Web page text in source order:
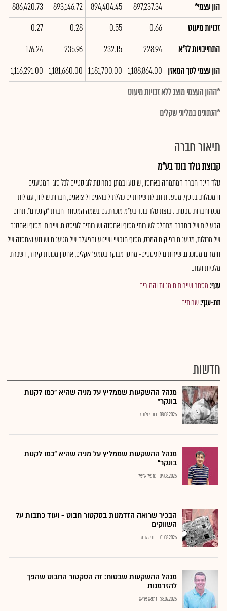
הון עצמי*
897,237.34
894,404.45
893,146.72
886,420.73
זכויות מיעוט
0.66
0.55
0.28
0.27
התחייבויות לז"א
228.94
232.15
235.96
176.24
הון עצמי לסך המאזן 1,188,864.00
1,181,700.00
1,181,660.00
1,116,291.00
*ההון העצמי מוצג ללא זכויות מיעוט
*הנתונים במליוני שקלים
תיאור חברה
קבוצת גולד בונד בע"מ
גולד הינה חברה המתמחה באחסון, שינוע ובמתן פתרונות לוגיסטיים לכל סוגי המטענים
והמכולות. בנוסף, מספקת חבילת שירותיים כוללת ליבואנים וליצואנים, חברות שילוח, עמילות
מכס וחברות ספנות. קבוצת גולד בונד בע"מ מוכרת גם בשמה המסחרי חברת "קונטרם". תחום
הפעילות של החברה מתחלק לשירותי מסוף ואחסנה ושירותים לוגיסטים. שירותי מסוף ואחסנה-
של מכולות, מטענים בפיקוח המכס, מסוף חופשי ושינוע והפעלה של מטענים ושינוע ואחסנה של
חומרים מסוכנים. שירותים לוגיסטים- מחסן מבוקר בטמפ' אקלים, אחסון מכונות קירור, השכרת
מלגזות ועוד..
ענף:מסחר ושירותים מניות והמירים
תת-ענף:שרותים
חדשות
מנהל ההשקעות שממליץ על מניה שהיא "כמו לקנות
בונקר"
08.08.2026 כתבי גלובס
מנהל ההשקעות שממליץ על מניה שהיא "כמו לקנות
בונקר"
04.08.2026 נתנאל אריאל
הבכיר שרואה הזדמנות בסקטור חבוט - ועוד כתבות על
השווקים
01.08.2026 כתבי גלובס
מנהל ההשקעות שבטוח: זה הסקטור החבוט שהפך
להזדמנות
28.07.2026 נתנאל אריאל